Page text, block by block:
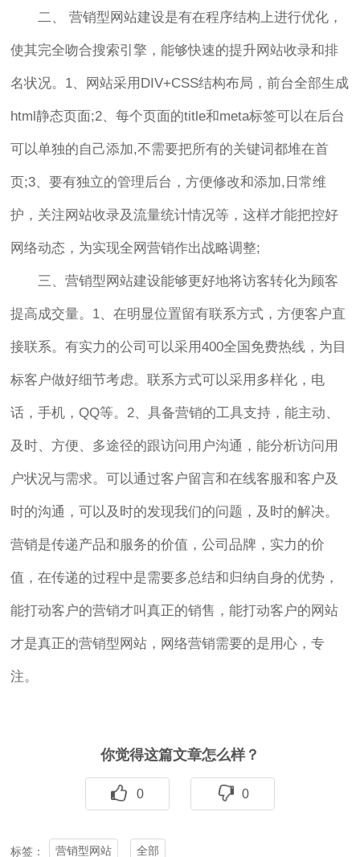
二、 营销型网站建设是有在程序结构上进行优化，
使其完全吻合搜索引擎，能够快速的提升网站收录和排
名状况。1、网站采用DIV+CSS结构布局，前台全部生成
html静态页面;2、每个页面的title和meta标签可以在后台
可以单独的自己添加,不需要把所有的关键词都堆在首
页;3、要有独立的管理后台，方便修改和添加,日常维
护，关注网站收录及流量统计情况等，这样才能把控好
网络动态，为实现全网营销作出战略调整;
三、营销型网站建设能够更好地将访客转化为顾客
提高成交量。1、在明显位置留有联系方式，方便客户直
接联系。有实力的公司可以采用400全国免费热线，为目
标客户做好细节考虑。联系方式可以采用多样化，电
话，手机，QQ等。2、具备营销的工具支持，能主动、
及时、方便、多途径的跟访问用户沟通，能分析访问用
户状况与需求。可以通过客户留言和在线客服和客户及
时的沟通，可以及时的发现我们的问题，及时的解决。
营销是传递产品和服务的价值，公司品牌，实力的价
值，在传递的过程中是需要多总结和归纳自身的优势，
能打动客户的营销才叫真正的销售，能打动客户的网站
才是真正的营销型网站，网络营销需要的是用心，专
注。
你觉得这篇文章怎么样？
0 0
标签： 营销型网站 全部